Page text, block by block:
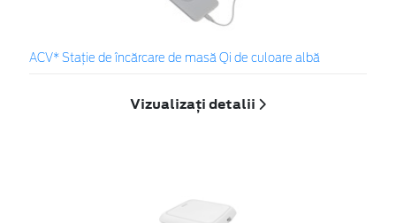
ACV* Stație de încărcare de masă Qi de culoare albă
Vizualizați detalii